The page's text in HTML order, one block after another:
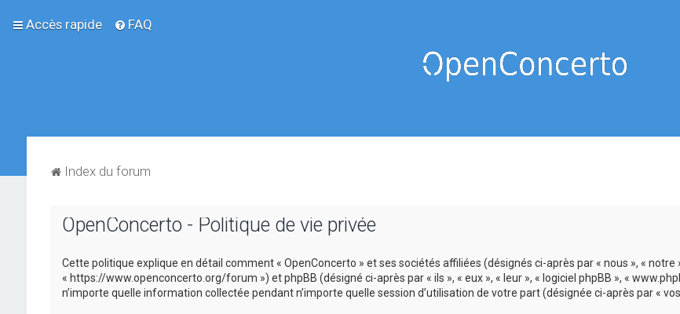
Accès rapide FAQ
Index du forum
OpenConcerto - Politique de vie privée
Cette politique explique en détail comment « OpenConcerto » et ses sociétés affiliées (désignés ci-après par « nous », « notre
« https://www.openconcerto.org/forum ») et phpBB (désigné ci-après par « ils », « eux », « leur », « logiciel phpBB », «
n’importe quelle information collectée pendant n’importe quelle session d’utilisation de votre part (désignée ci-après par «